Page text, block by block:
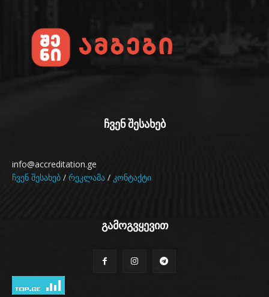
ჩვენ შესახებ
info@accreditation.ge
ჩვენ შესახებ / რეკლამა / კონტაქტი
გამოგვყევით